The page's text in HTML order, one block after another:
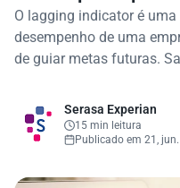
O lagging indicator é
desempenho de uma
de guiar metas futuras.
Serasa Experian
15 min leitura
Publicado em 21,